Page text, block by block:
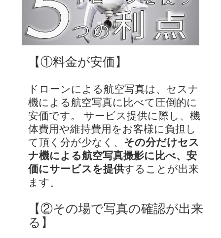
【①料金が安価】
ドローンによる航空写真は、セスナ
機による航空写真に比べて圧倒的に
安価です。 サービス提供に際し、機
体費用や維持費用をお客様に負担し
て頂く分が少なく、 その分だけセス
ナ機による航空写真撮影に比べ、安
価にサービスを提供することが出来
ます。
【②その場で写真の確認が出来
る】